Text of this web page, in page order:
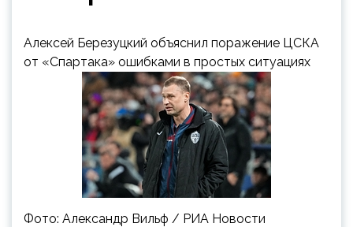
Алексей Березуцкий объяснил поражение ЦСКА
от «Спартака» ошибками в простых ситуациях
Фото: Александр Вильф / РИА Новости